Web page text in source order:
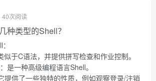
40次阅读
种类型的Shell？
于C语法，并提供拼写检查和作业控制。
是一种高级编程语言Shell。
提供了一些独特的性质，例如观察登录/注销